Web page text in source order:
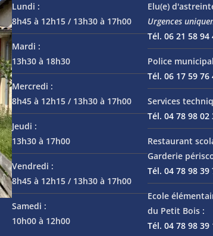
Lundi :
8h45 à 12h15 / 13h30 à 17h00
Mardi :
13h30 à 18h30
Mercredi :
8h45 à 12h15 / 13h30 à 17h00
Jeudi :
13h30 à 17h00
Vendredi :
8h45 à 12h15 / 13h30 à 17h00
Samedi :
10h00 à 12h00
Elu(e)
Urgences
Tél. 06 21 58 94
Police
Tél. 06 17 59 76
Services
Tél. 04 78 98 02
Restaurant
Garderie
Tél. 04 78 98 39
Ecole
du Petit Bois :
Tél. 04 78 98 39